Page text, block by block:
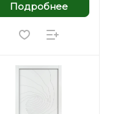
Подробнее